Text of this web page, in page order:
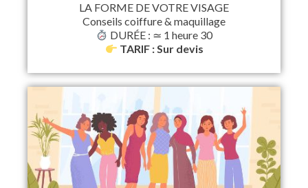
LA FORME DE VOTRE VISAGE
Conseils coiffure & maquillage
DURÉE : ≃ 1 heure 30
TARIF : Sur devis